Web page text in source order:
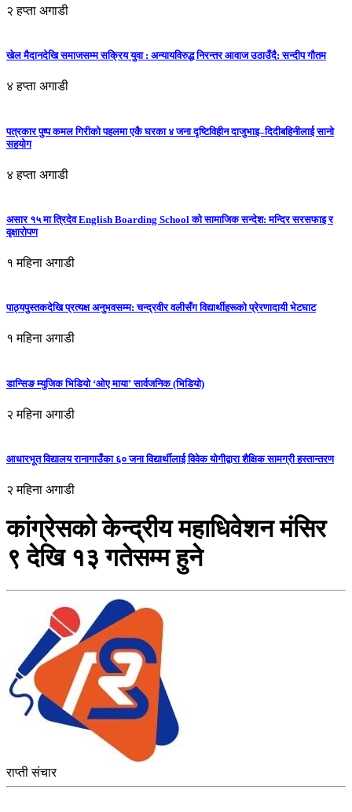
२ हप्ता अगाडी
खेल मैदानदेखि समाजसम्म सक्रिय युवा : अन्यायविरुद्ध निरन्तर आवाज उठाउँदै: सन्दीप गौतम
४ हप्ता अगाडी
पत्रकार पुष्प कमल गिरीको पहलमा एकै घरका ४ जना दृष्टिविहीन दाजुभाइ–दिदीबहिनीलाई सानो
सहयोग
४ हप्ता अगाडी
असार १५ मा त्रिदेव English Boarding School को सामाजिक सन्देश: मन्दिर सरसफाइ र
वृक्षारोपण
१ महिना अगाडी
पाठ्यपुस्तकदेखि प्रत्यक्ष अनुभवसम्म: चन्द्रवीर वलीसँग विद्यार्थीहरूको प्रेरणादायी भेटघाट
१ महिना अगाडी
डान्सिङ म्युजिक भिडियो ‘ओए माया’ सार्वजनिक (भिडियो)
२ महिना अगाडी
आधारभूत विद्यालय रानागाउँका ६० जना विद्यार्थीलाई विवेक योगीद्वारा शैक्षिक सामग्री हस्तान्तरण
२ महिना अगाडी
कांग्रेसको केन्द्रीय महाधिवेशन मंसिर
९ देखि १३ गतेसम्म हुने
राप्ती संचार